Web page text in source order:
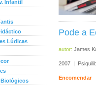
Infantil
Lúdicas
Pode a
autor: James
2007 |
Encomendar